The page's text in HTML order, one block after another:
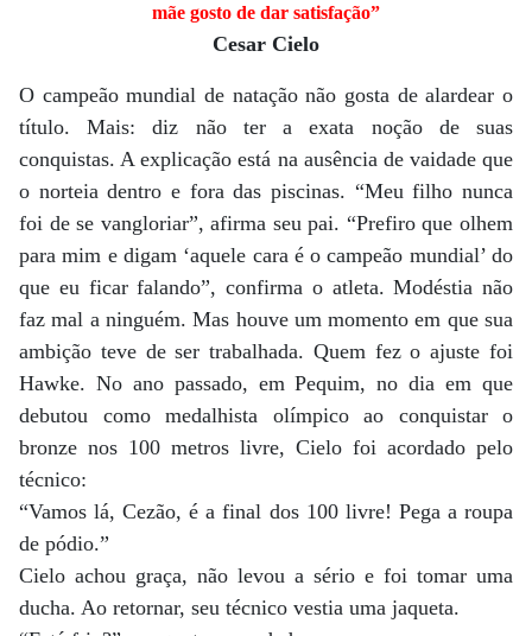
mãe gosto de dar satisfação”
Cesar Cielo
O campeão mundial de natação não gosta de alardear o
título. Mais: diz não ter a exata noção de suas
conquistas. A explicação está na ausência de vaidade que
o norteia dentro e fora das piscinas. “Meu filho nunca
foi de se vangloriar”, afirma seu pai. “Prefiro que olhem
para mim e digam ‘aquele cara é o campeão mundial’ do
que eu ficar falando”, confirma o atleta. Modéstia não
faz mal a ninguém. Mas houve um momento em que sua
ambição teve de ser trabalhada. Quem fez o ajuste foi
Hawke. No ano passado, em Pequim, no dia em que
debutou como medalhista olímpico ao conquistar o
bronze nos 100 metros livre, Cielo foi acordado pelo
técnico:
“Vamos lá, Cezão, é a final dos 100 livre! Pega a roupa
de pódio.”
Cielo achou graça, não levou a sério e foi tomar uma
ducha. Ao retornar, seu técnico vestia uma jaqueta.